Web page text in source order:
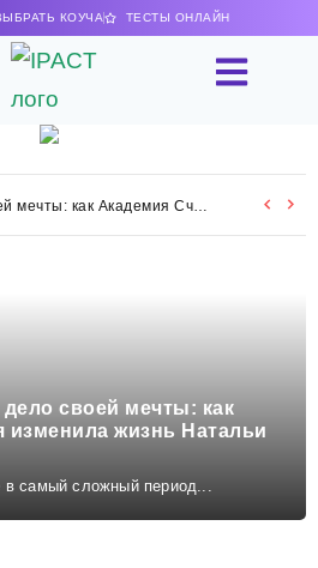
КОУЧА ТЕСТЫ ОНЛАЙН
Из депрессии — в дело своей мечты: как Академия Счастья изменила жизнь Наталь
счастье Физическая активность наполняет счастьем и энергией
и энергию
своей мечты: как
изменила жизнь Натальи
в самый сложный период...